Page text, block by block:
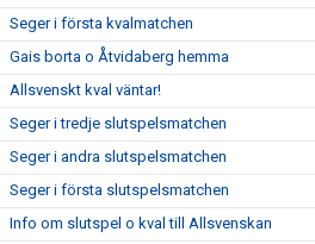
Seger i första kvalmatchen
Gais borta o Åtvidaberg hemma
Allsvenskt kval väntar!
Seger i tredje slutspelsmatchen
Seger i andra slutspelsmatchen
Seger i första slutspelsmatchen
Info om slutspel o kval till Allsvenskan